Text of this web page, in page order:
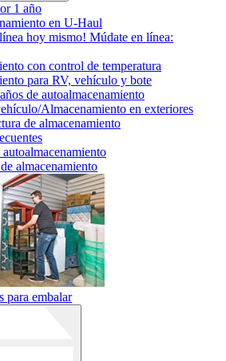
1 año
en U-Haul
hoy mismo! Múdate en línea:
con control de temperatura
para RV, vehículo y bote
de autoalmacenamiento
Almacenamiento en exteriores
de almacenamiento
almacenamiento
para embalar